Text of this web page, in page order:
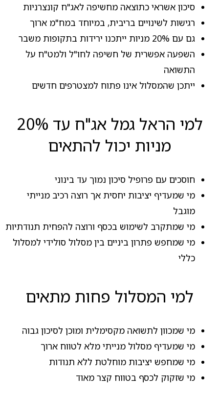
סיכון אשראי כתוצאה מחשיפה לאג"ח קונצרניות
רגישות לשינויים בריבית, במיוחד במח"מ ארוך
גם עם 20% מניות ייתכנו ירידות בתקופות משבר
השפעה אפשרית של חשיפה לחו"ל ולמט"ח על
התשואה
ייתכן שהמסלול אינו פתוח למצטרפים חדשים
למי הראל גמל אג"ח עד 20%
מניות יכול להתאים
חוסכים עם פרופיל סיכון נמוך עד בינוני
מי שמעדיף יציבות יחסית אך רוצה רכיב מנייתי
מוגבל
מי שמתקרב לשימוש בכסף ורוצה להפחית תנודתיות
מי שמחפש פתרון ביניים בין מסלול סולידי למסלול
כללי
למי המסלול פחות מתאים
מי שמכוון לתשואה מקסימלית ומוכן לסיכון גבוה
מי שמעדיף מסלול מנייתי מלא לטווח ארוך
מי שמחפש יציבות מוחלטת ללא תנודות
מי שזקוק לכסף בטווח קצר מאוד